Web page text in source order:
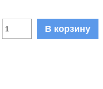
В корзину